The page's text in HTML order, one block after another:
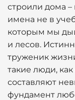
строили дома
имена не в
которым мы
и лесов.
труженик
такие люди,
составляют
фундамент